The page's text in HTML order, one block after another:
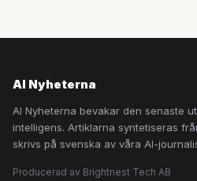
AI Nyheterna
AI Nyheterna bevakar den senaste
intelligens. Artiklarna syntetiseras
skrivs på svenska av våra AI-
Producerad av Brightnest Tech AB